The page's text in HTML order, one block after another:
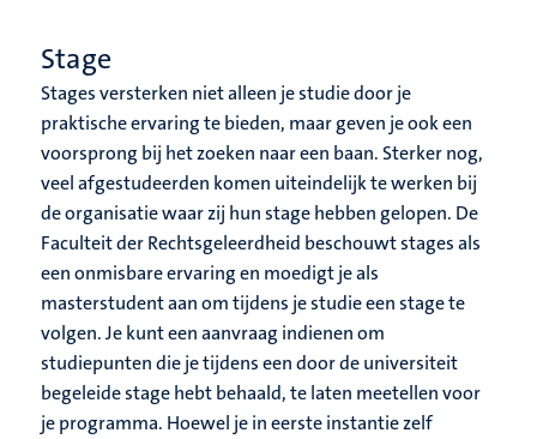
Stage
Stages versterken niet alleen je studie door je
praktische ervaring te bieden, maar geven je ook een
voorsprong bij het zoeken naar een baan. Sterker nog,
veel afgestudeerden komen uiteindelijk te werken bij
de organisatie waar zij hun stage hebben gelopen. De
Faculteit der Rechtsgeleerdheid beschouwt stages als
een onmisbare ervaring en moedigt je als
masterstudent aan om tijdens je studie een stage te
volgen. Je kunt een aanvraag indienen om
studiepunten die je tijdens een door de universiteit
begeleide stage hebt behaald, te laten meetellen voor
je programma. Hoewel je in eerste instantie zelf